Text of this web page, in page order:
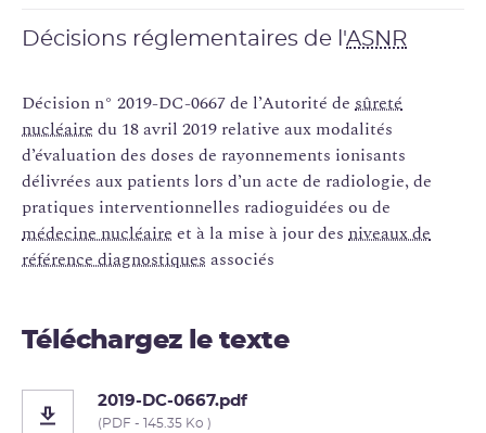
Décisions réglementaires de l'ASNR
Décision n° 2019-DC-0667 de l’Autorité de sûreté
nucléaire du 18 avril 2019 relative aux modalités
d’évaluation des doses de rayonnements ionisants
délivrées aux patients lors d’un acte de radiologie, de
pratiques interventionnelles radioguidées ou de
médecine nucléaire et à la mise à jour des niveaux de
référence diagnostiques associés
Téléchargez le texte
2019-DC-0667.pdf
(PDF - 145.35 Ko )